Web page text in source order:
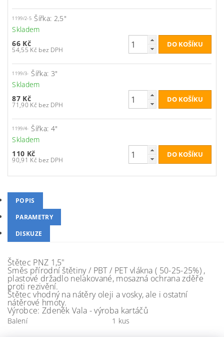
1199/2-5 Šířka: 2,5"
Skladem
66 Kč
54,55 Kč bez DPH
1199/3- Šířka: 3"
Skladem
87 Kč
71,90 Kč bez DPH
1199/4- Šířka: 4"
Skladem
110 Kč
90,91 Kč bez DPH
POPIS
PARAMETRY
DISKUZE
Štětec PNZ 1,5"
Směs přírodní štětiny / PBT / PET vlákna ( 50-25-25%) ,
plastové držadlo nelakované, mosazná ochrana zděře
proti rezivění.
Štětec vhodný na nátěry oleji a vosky, ale i ostatní
nátěrové hmoty.
Výrobce: Zdeněk Vala - výroba kartáčů
Balení 1 kus